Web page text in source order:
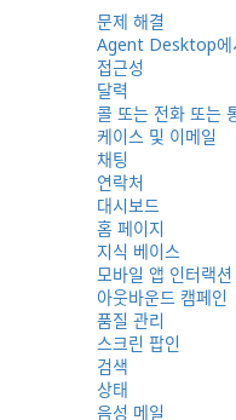
연락처 검색
문제 해결
Agent Desktop에
접근성
달력
콜 또는 전화 또는
케이스 및 이메일
채팅
연락처
대시보드
홈 페이지
지식 베이스
모바일 앱 인터랙션
아웃바운드 캠페인
품질 관리
스크린 팝인
검색
상태
음성 메일